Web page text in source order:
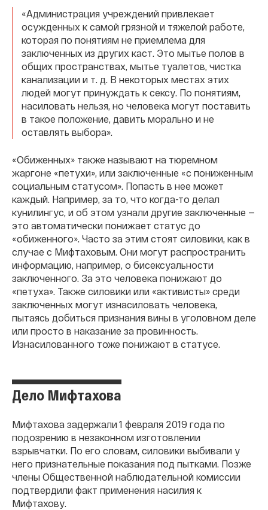
«Администрация учреждений привлекает
осужденных к самой грязной и тяжелой работе,
которая по понятиям не приемлема для
заключенных из других каст. Это мытье полов в
общих пространствах, мытье туалетов, чистка
канализации и т. д. В некоторых местах этих
людей могут принуждать к сексу. По понятиям,
насиловать нельзя, но человека могут поставить
в такое положение, давить морально и не
оставлять выбора».
«Обиженных» также называют на тюремном
жаргоне «петухи», или заключенные «с пониженным
социальным статусом». Попасть в нее может
каждый. Например, за то, что когда-то делал
кунилингус, и об этом узнали другие заключенные —
это автоматически понижает статус до
«обиженного». Часто за этим стоят силовики, как в
случае с Мифтаховым. Они могут распространить
информацию, например, о бисексуальности
заключенного. За это человека понижают до
«петуха». Также силовики или «активисты» среди
заключенных могут изнасиловать человека,
пытаясь добиться признания вины в уголовном деле
или просто в наказание за провинность.
Изнасилованного тоже понижают в статусе.
Дело Мифтахова
Мифтахова задержали 1 февраля 2019 года по
подозрению в незаконном изготовлении
взрывчатки. По его словам, силовики выбивали у
него признательные показания под пытками. Позже
члены Общественной наблюдательной комиссии
подтвердили факт применения насилия к
Мифтахову.